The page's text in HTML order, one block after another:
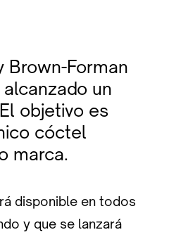
Brown-Forman
un
objetivo es
cóctel
marca.
disponible en todos
y que se lanzará